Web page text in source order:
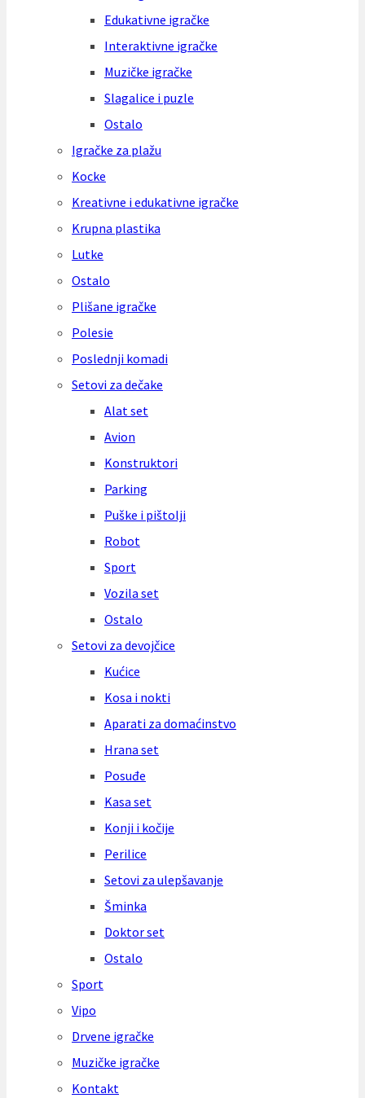
Edukativne igračke
Interaktivne igračke
Muzičke igračke
Slagalice i puzle
Ostalo
Igračke za plažu
Kocke
Kreativne i edukativne igračke
Krupna plastika
Lutke
Ostalo
Plišane igračke
Polesie
Poslednji komadi
Setovi za dečake
Alat set
Avion
Konstruktori
Parking
Puške i pištolji
Robot
Sport
Vozila set
Ostalo
Setovi za devojčice
Kućice
Kosa i nokti
Aparati za domaćinstvo
Hrana set
Posuđe
Kasa set
Konji i kočije
Perilice
Setovi za ulepšavanje
Šminka
Doktor set
Ostalo
Sport
Vipo
Drvene igračke
Muzičke igračke
Kontakt